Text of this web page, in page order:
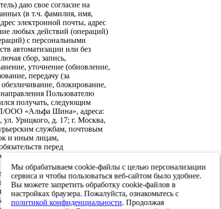
даю свое согласие на
(в т.ч. фамилия, имя,
электронной почты, адрес
любых действий (операций)
с персональными
автоматизации или без
сбор, запись,
уточнение (обновление,
передачу (за
блокирование,
Пользователю
получать, следующим
ООО «Альфа Шина», адреса:
Урицкого, д. 17; г. Москва,
службам, почтовым
и иным лицам,
перед
на передачу в
информационной
данных третьим
реализации целей,
Настоящее согласие
и до достижения целей
Мы обрабатываем cookie-файлы с целью персонализации
сервиса и чтобы пользоваться веб-сайтом было удобнее.
Вы можете запретить обработку cookie-файлов в
настройках браузера. Пожалуйста, ознакомьтесь с
политикой конфиденциальности. Продолжая